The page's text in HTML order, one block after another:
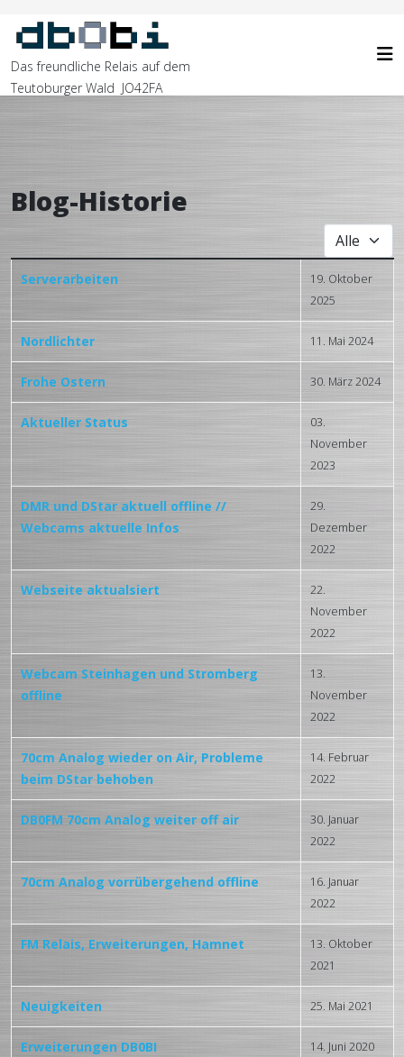
Das freundliche Relais auf dem
Teutoburger Wald JO42FA
Blog-Historie
Anzeige #
Titel Veröffentlichungsdatum
Serverarbeiten
19. Oktober
2025
Nordlichter 11. Mai 2024
Frohe Ostern 30. März 2024
Aktueller Status
03.
November
2023
DMR und DStar aktuell offline //
Webcams aktuelle Infos
29.
Dezember
2022
Webseite aktualsiert
22.
November
2022
Webcam Steinhagen und Stromberg
offline
13.
November
2022
70cm Analog wieder on Air, Probleme
beim DStar behoben
14. Februar
2022
DB0FM 70cm Analog weiter off air
30. Januar
2022
70cm Analog vorrübergehend offline
16. Januar
2022
FM Relais, Erweiterungen, Hamnet
13. Oktober
2021
Neuigkeiten 25. Mai 2021
Erweiterungen DB0BI 14. Juni 2020